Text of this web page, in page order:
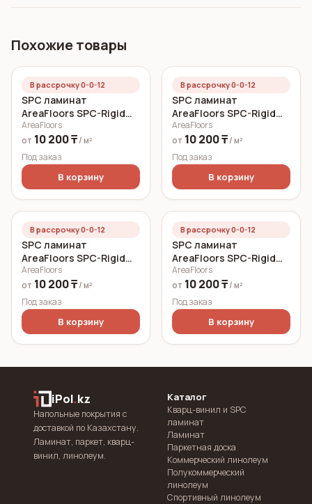
Похожие товары
В рассрочку 0-0-12
SPC ламинат
AreaFloors SPC-Rigid
Click Дуб морской
750x150 6 мм
AreaFloors
от 10 200 ₸ / м²
Под заказ
В корзину
В рассрочку 0-0-12
SPC ламинат
AreaFloors SPC-Rigid
Click Осенний дуб
750x150 5 мм
AreaFloors
от 10 200 ₸ / м²
Под заказ
В корзину
В рассрочку 0-0-12
SPC ламинат
AreaFloors SPC-Rigid
Click Летний дуб
750x150 5 мм
AreaFloors
от 10 200 ₸ / м²
Под заказ
В корзину
В рассрочку 0-0-12
SPC ламинат
AreaFloors SPC-Rigid
Click Весенний дуб
750x150 5 мм
AreaFloors
от 10 200 ₸ / м²
Под заказ
В корзину
iPol.kz
Напольные покрытия с
доставкой по Казахстану.
Ламинат, паркет, кварц-
винил, линолеум.
Каталог
Кварц-винил и SPC
ламинат
Ламинат
Паркетная доска
Коммерческий линолеум
Полукоммерческий
линолеум
Спортивный линолеум